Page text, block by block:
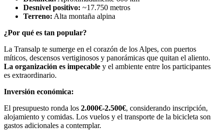
Desnivel positivo: ~17.750 metros
Terreno: Alta montaña alpina
¿Por qué es tan popular?
La Transalp te sumerge en el corazón de los Alpes, con puertos
míticos, descensos vertiginosos y panorámicas que quitan el aliento.
La organización es impecable y el ambiente entre los participantes
es extraordinario.
Inversión económica:
El presupuesto ronda los 2.000€-2.500€, considerando inscripción,
alojamiento y comidas. Los vuelos y el transporte de la bicicleta son
gastos adicionales a contemplar.